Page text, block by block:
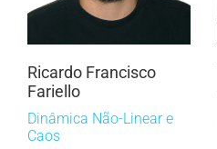
Ricardo Francisco
Fariello
Dinâmica Não-Linear e
Caos